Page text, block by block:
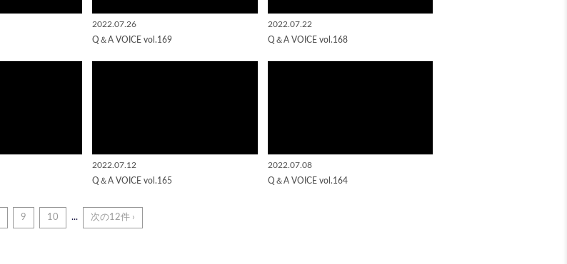
2022.07.26
Q＆A VOICE vol.169
2022.07.22
Q＆A VOICE vol.168
2022.07.12
Q＆A VOICE vol.165
2022.07.08
Q＆A VOICE vol.164
9 10 ... 次の12件 ›